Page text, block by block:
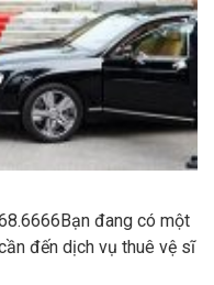
đang có một
đến dịch vụ thuê vệ sĩ